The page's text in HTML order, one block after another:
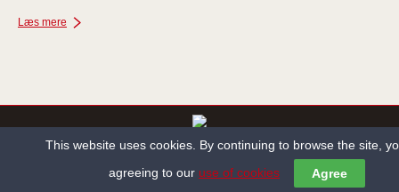
Læs mere
Copyright ©2013-2022 Holbæk Autosadelmager All Rights Reserved.
This website uses cookies. By continuing to browse the site,
agreeing to our use of cookies Agree